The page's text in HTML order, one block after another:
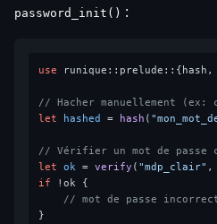
password_init() :
use
// Hacher manuellement
let
hashed = hash (
// Vérifier un mot de passe
let
ok = verify ( "mdp_clair"
if !ok {
// mot de passe